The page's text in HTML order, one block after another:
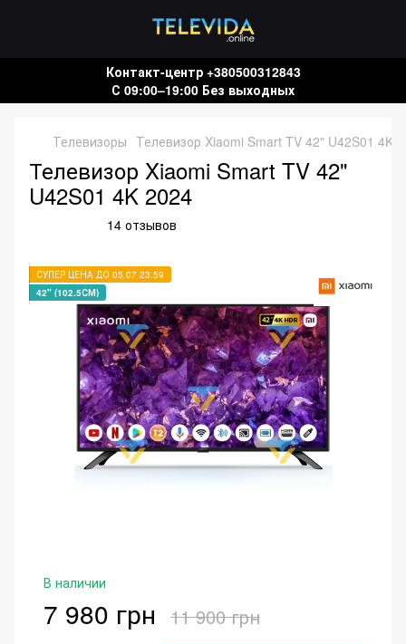
Контакт-центр +380500312843
С 09:00–19:00 Без выходных
Телевизоры Телевизор Xiaomi Smart TV 42" U42S01 4K
Телевизор Xiaomi Smart TV 42"
U42S01 4K 2024
14 отзывов
СУПЕР ЦЕНА ДО 05.07 23:59
42" (102.5СМ)
В наличии
7 980 грн 11 900 грн